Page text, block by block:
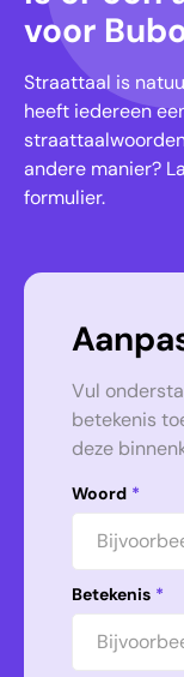
voor
Straattaal is
heeft iedereen
andere manier?
formulier.
Vul
betekenis
deze
Woord *
Betekenis *